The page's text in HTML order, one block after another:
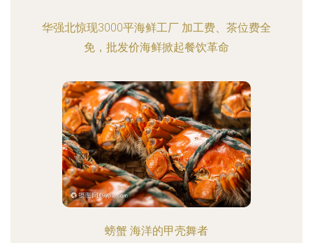
华强北惊现3000平海鲜工厂 加工费、茶位费全
免，批发价海鲜掀起餐饮革命
螃蟹 海洋的甲壳舞者